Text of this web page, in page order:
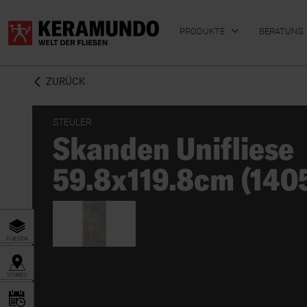
PRODUKTE
BADFLIESEN KÜCHENFLIESEN
BERATUNG
ZURÜCK
STEULER
Skanden Unifliese
59.8x119.8cm
FLIESEN
STORES